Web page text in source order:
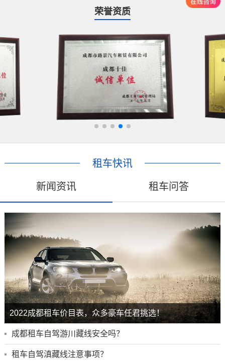
荣誉资质
租车快讯
新闻资讯 租车问答
2022成都租车价目表，众多豪车任君挑选！
成都租车自驾游川藏线安全吗？
租车自驾滇藏线注意事项？